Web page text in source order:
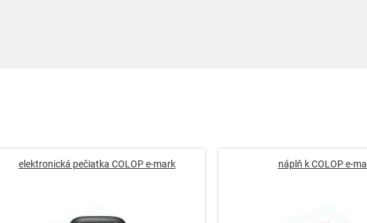
elektronická pečiatka COLOP e-mark náplň k COLOP e-